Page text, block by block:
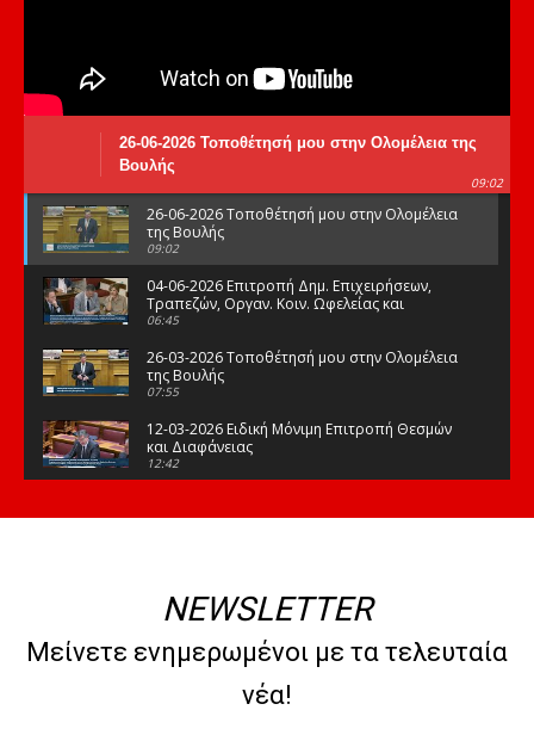
26-06-2026 Τοποθέτησή μου στην Ολομέλεια της
Βουλής
09:02
26-06-2026 Τοποθέτησή μου στην Ολομέλεια
της Βουλής
09:02
04-06-2026 Επιτροπή Δημ. Επιχειρήσεων,
Τραπεζών, Οργαν. Κοιν. Ωφελείας και
Φορέων Κοινων. Ασφάλισης
06:45
26-03-2026 Τοποθέτησή μου στην Ολομέλεια
της Βουλής
07:55
12-03-2026 Ειδική Μόνιμη Επιτροπή Θεσμών
και Διαφάνειας
12:42
της Βουλής
08:47
10-02-2026 Διαρκής Επιτροπή Μορφωτικών
Υποθέσεων
NEWSLETTER
Μείνετε ενημερωμένοι με τα τελευταία
νέα!